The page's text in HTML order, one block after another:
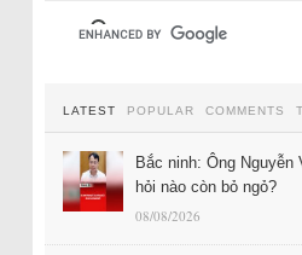
LATEST POPULAR COMMENTS
Bắc ninh: Ông
hỏi nào còn bỏ ngỏ?
08/08/2026